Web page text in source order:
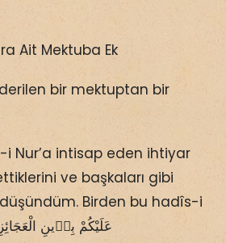
Ait Mektuba Ek
bir mektuptan bir
i Nur’a intisap eden ihtiyar
ve başkaları gibi
düşündüm. Birden bu hadîs-i
şerif ihtar edildi: عَلَيْكُمْ بِدٖينِ الْعَجَائِزِ